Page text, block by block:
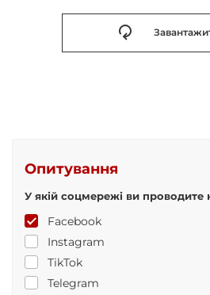
Опитування
У якій соцмережі ви проводите
Facebook
Instagram
TikTok
Telegram